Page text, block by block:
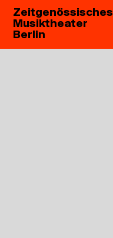
Zeitgenössisches
Musiktheater
Berlin